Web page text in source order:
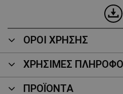
ΟΡΟΙ ΧΡΗΣΗΣ
ΧΡΗΣΙΜΕΣ
ΠΡΟΪΌΝΤΑ